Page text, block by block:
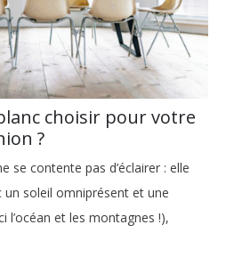
choisir pour votre
?
se contente pas d’éclairer : elle
un soleil omniprésent et une
l’océan et les montagnes !),